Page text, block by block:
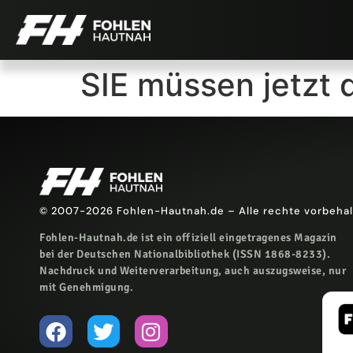
SIE müssen jetzt
© 2007-2026 Fohlen-Hautnah.de – Alle rechte
Fohlen-Hautnah.de ist ein offiziell eingetragenes Magazin
bei der Deutschen Nationalbibliothek (ISSN 1868-8233).
Nachdruck und Weiterverarbeitung, auch auszugsweise, nur
mit Genehmigung.